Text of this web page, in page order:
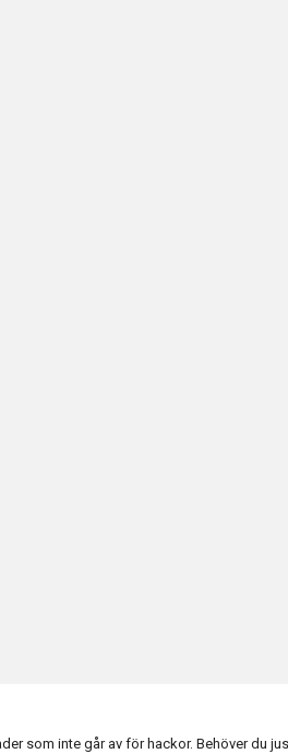
som inte går av för hackor. Behöver du